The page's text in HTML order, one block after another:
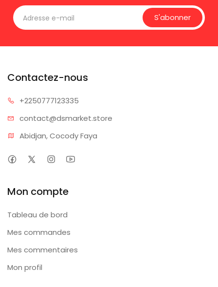
S'abonner
Contactez-nous
+2250777123335
contact@dsmarket.store
Abidjan, Cocody Faya
Mon compte
Tableau de bord
Mes commandes
Mes commentaires
Mon profil